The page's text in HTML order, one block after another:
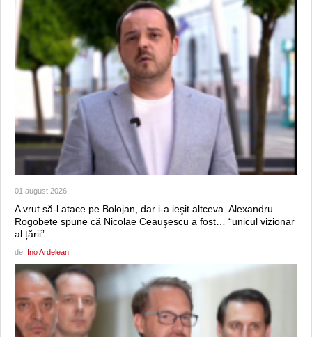
01 august 2026
A vrut să-l atace pe Bolojan, dar i-a ieşit altceva. Alexandru
Rogobete spune că Nicolae Ceauşescu a fost… “unicul vizionar
al țării”
de: Ino Ardelean